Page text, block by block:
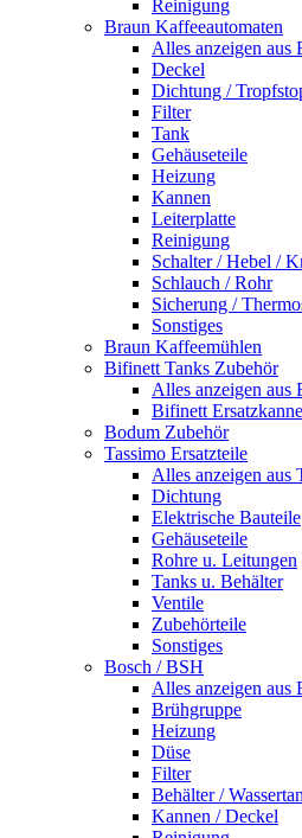
Reinigung
Braun Kaffeeautomaten
Alles anzeigen aus
Deckel
Dichtung /
Filter
Tank
Gehäuseteile
Heizung
Kannen
Leiterplatte
Reinigung
Schalter / Hebel /
Schlauch / Rohr
Sicherung /
Sonstiges
Braun Kaffeemühlen
Bifinett Tanks Zubehör
Alles anzeigen aus
Bifinett
Bodum Zubehör
Tassimo Ersatzteile
Alles anzeigen aus
Dichtung
Elektrische Bauteile
Gehäuseteile
Rohre u. Leitungen
Tanks u. Behälter
Ventile
Zubehörteile
Sonstiges
Bosch / BSH
Alles anzeigen aus
Brühgruppe
Heizung
Düse
Filter
Behälter /
Kannen / Deckel